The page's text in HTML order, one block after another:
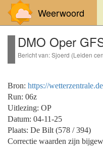
Weerwoord
DMO Oper
Bericht van: Sjoerd (Leiden
Bron: https://wetterzentrale.de
Run: 06z
Uitlezing: OP
Datum: 04-11-25
Plaats: De Bilt (578 / 394)
Correctie waarden zijn